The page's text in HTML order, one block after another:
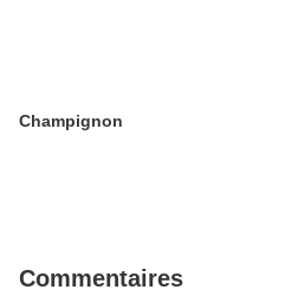
Champignon
Commentaires